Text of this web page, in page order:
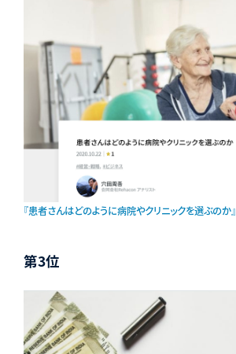
『患者さんはどのように病院やクリニックを選ぶのか』
第3位